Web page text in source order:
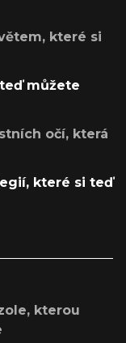
které si
můžete
očí, která
které si teď
kterou